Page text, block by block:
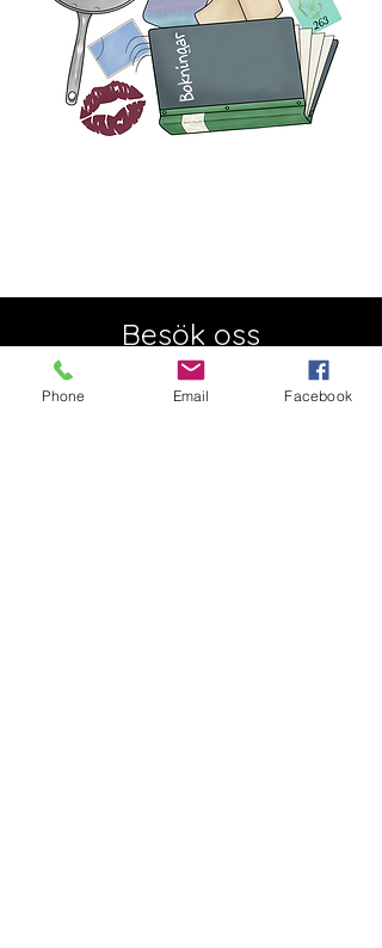
Besök oss
Semesterstängt:
Öppnar 5 augusti
Phone Email Facebook